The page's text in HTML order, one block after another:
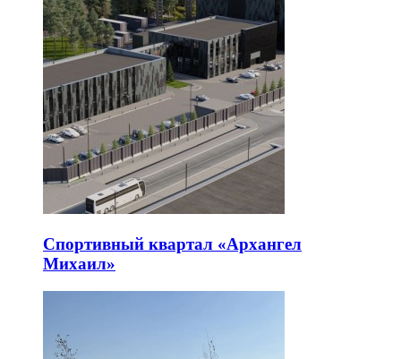
Спортивный квартал «Архангел
Михаил»